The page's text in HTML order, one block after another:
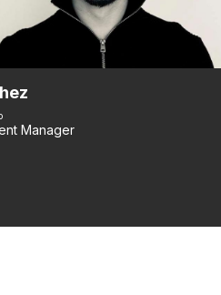
Manager